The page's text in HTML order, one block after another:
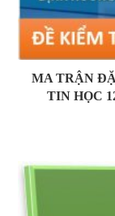
MA TRẬN
TIN HỌC